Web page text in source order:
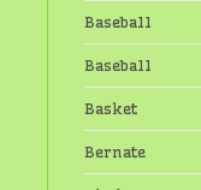
Baseball
Baseball
Basket
Bernate